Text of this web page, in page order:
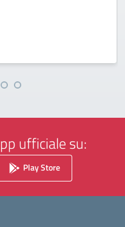
ufficiale su:
Play Store